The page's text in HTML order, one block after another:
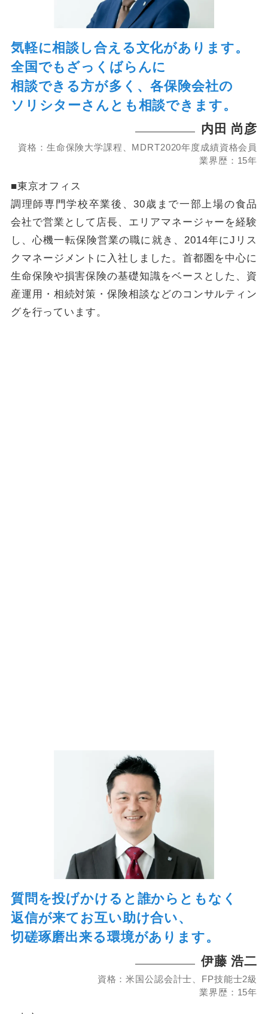
気軽に相談し合える文化があります。
全国でもざっくばらんに
相談できる方が多く、各保険会社の
ソリシターさんとも相談できます。
内田 尚彦
資格：生命保険大学課程、MDRT2020年度成績資格会員
業界歴：15年
■東京オフィス
調理師専門学校卒業後、30歳まで一部上場の食品
会社で営業として店長、エリアマネージャーを経験
し、心機一転保険営業の職に就き、2014年にJリス
クマネージメントに入社しました。首都圏を中心に
生命保険や損害保険の基礎知識をベースとした、資
産運用・相続対策・保険相談などのコンサルティン
グを行っています。
質問を投げかけると誰からともなく
返信が来てお互い助け合い、
切磋琢磨出来る環境があります。
伊藤 浩二
資格：米国公認会計士、FP技能士2級
業界歴：15年